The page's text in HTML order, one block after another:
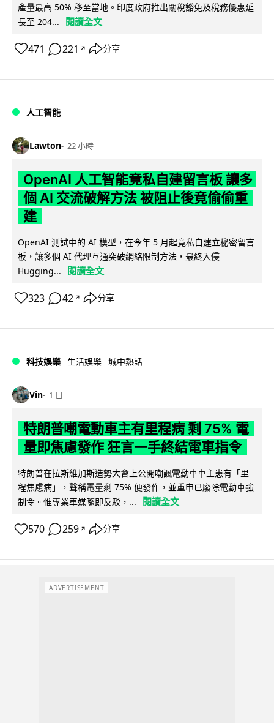
產量最高 50% 移至當地。印度政府推出關稅豁免及稅務優惠延
長至 204...
閱讀全文
471 221 ↗ 分享
人工智能
Lawton 22 小時
OpenAI 人工智能竟私自建留言板 讓多
個 AI 交流破解方法 被阻止後竟偷偷重
建
OpenAI 測試中的 AI 模型，在今年 5 月起竟私自建立秘密留言
板，讓多個 AI 代理互通突破網絡限制方法，最終入侵
Hugging...
閱讀全文
323 42 ↗ 分享
科技娛樂 生活娛樂 城中熱話
Vin 1 日
特朗普嘲電動車主有里程病 剩 75% 電
量即焦慮發作 狂言一手終結電車指令
特朗普在拉斯維加斯造勢大會上公開嘲諷電動車車主患有「里
程焦慮病」，聲稱電量剩 75% 便發作，並重申已廢除電動車強
制令。惟專業車媒隨即反駁，...
閱讀全文
570 259 ↗ 分享
ADVERTISEMENT